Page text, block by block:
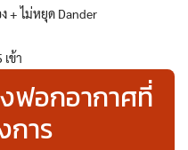
+ ไม่หยุด Dander
ข้า
ฟอกอากาศที่
การ